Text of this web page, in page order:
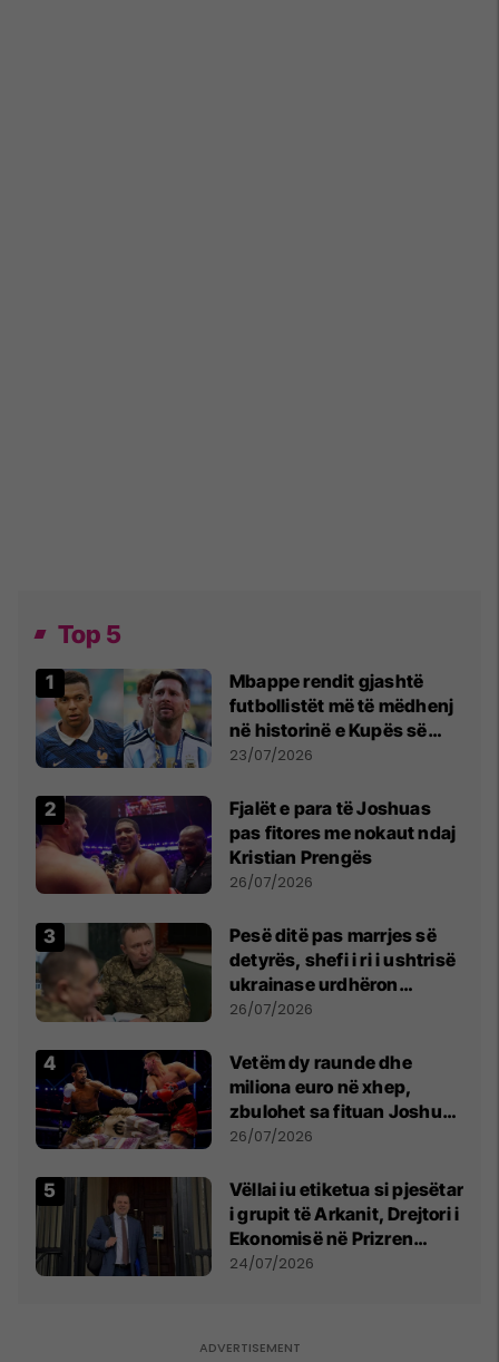
Top 5
Mbappe rendit gjashtë
futbollistët më të mëdhenj
në historinë e Kupës së
Botës, Messi mbetet i dyti
23/07/2026
Fjalët e para të Joshuas
pas fitores me nokaut ndaj
Kristian Prengës
26/07/2026
Pesë ditë pas marrjes së
detyrës, shefi i ri i ushtrisë
ukrainase urdhëron
kontroll të madh
26/07/2026
Vetëm dy raunde dhe
miliona euro në xhep,
zbulohet sa fituan Joshua
e Prenga
26/07/2026
Vëllai iu etiketua si pjesëtar
i grupit të Arkanit, Drejtori i
Ekonomisë në Prizren
mohon pretendimet
24/07/2026